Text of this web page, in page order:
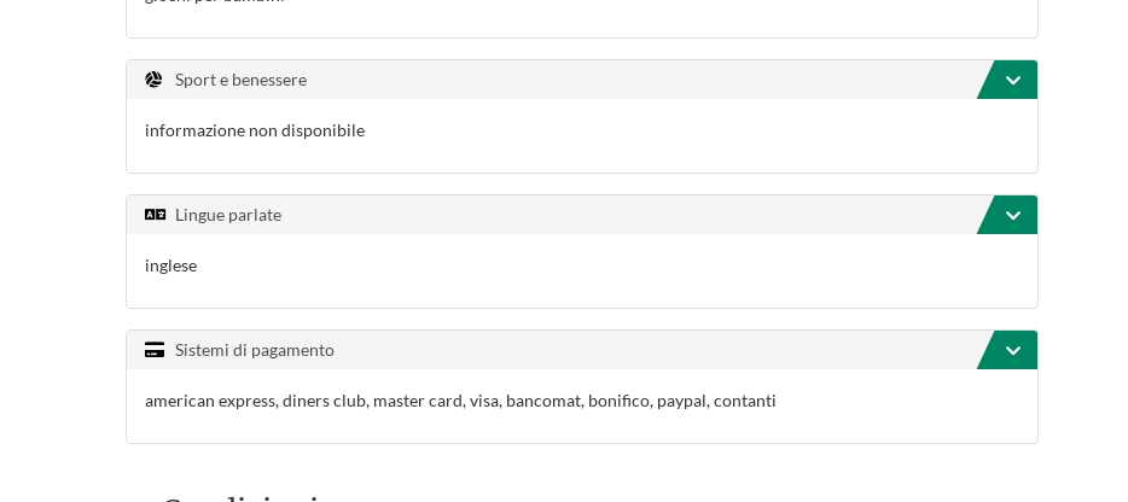
Sport e benessere
informazione non disponibile
Lingue parlate
inglese
Sistemi di pagamento
american express, diners club, master card, visa, bancomat, bonifico, paypal, contanti